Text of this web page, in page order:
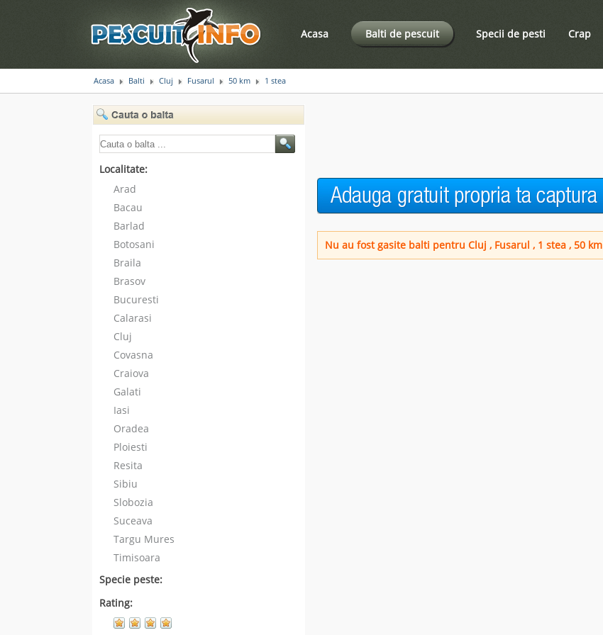
Acasa Balti de pescuit Specii de pesti Crap
Acasa Balti Cluj Fusarul 50 km 1 stea
Localitate:
Arad
Bacau
Barlad
Botosani
Braila
Brasov
Bucuresti
Calarasi
Cluj
Covasna
Craiova
Galati
Iasi
Oradea
Ploiesti
Resita
Sibiu
Slobozia
Suceava
Targu Mures
Timisoara
Specie peste:
Rating:
Nu au fost gasite balti pentru Cluj , Fusarul , 1 stea , 50km